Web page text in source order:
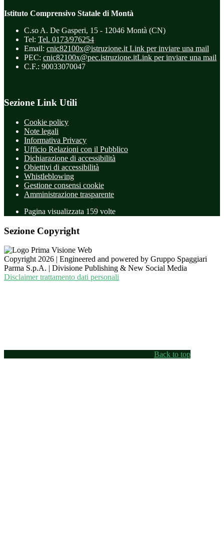
Istituto Comprensivo Statale di Montà
C.so A. De Gasperi, 15 - 12046 Montà (CN)
Tel: Tel. 0173/976254
Email: cnic82100x@istruzione.it Link per inviare una mail
PEC: cnic82100x@pec.istruzione.itLink per inviare una mail
C.F.: 90033070047
Sezione Link Utili
Cookie policy
Note legali
Informativa Privacy
Ufficio Relazioni con il Pubblico
Dichiarazione di accessibilità
Obiettivi di accessibilità
Whistleblowing
Gestione consensi cookie
Amministrazione trasparente
Pagina visualizzata 159 volte
Sezione Copyright
Copyright 2026 | Engineered and powered by Gruppo Spaggiari
Parma S.p.A. | Divisione Publishing & New Social Media
Disclaimer trattamento dati personali
Back to top